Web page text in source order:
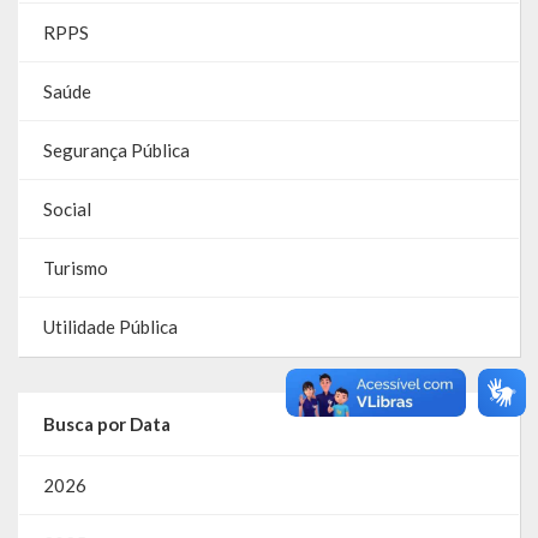
RGF
RPPS
RREO
LDO
Transparência
RPPS
Saúde
Segurança Pública
Social
Turismo
Utilidade Pública
Busca por Data
2026